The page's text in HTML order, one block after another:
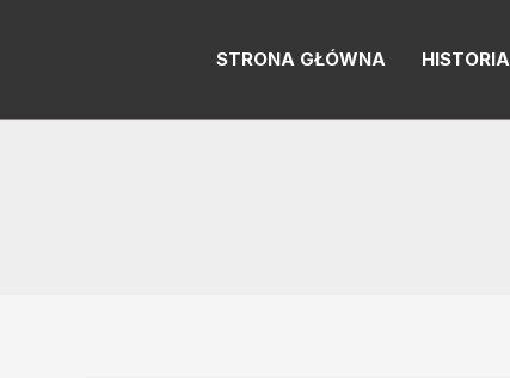
STRONA GŁÓWNA HISTORIA